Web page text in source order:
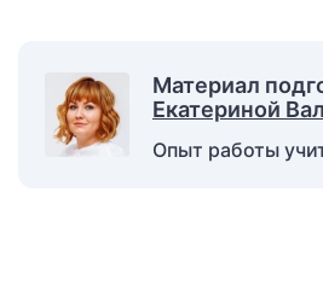
Материал
Екатериной
Опыт работы